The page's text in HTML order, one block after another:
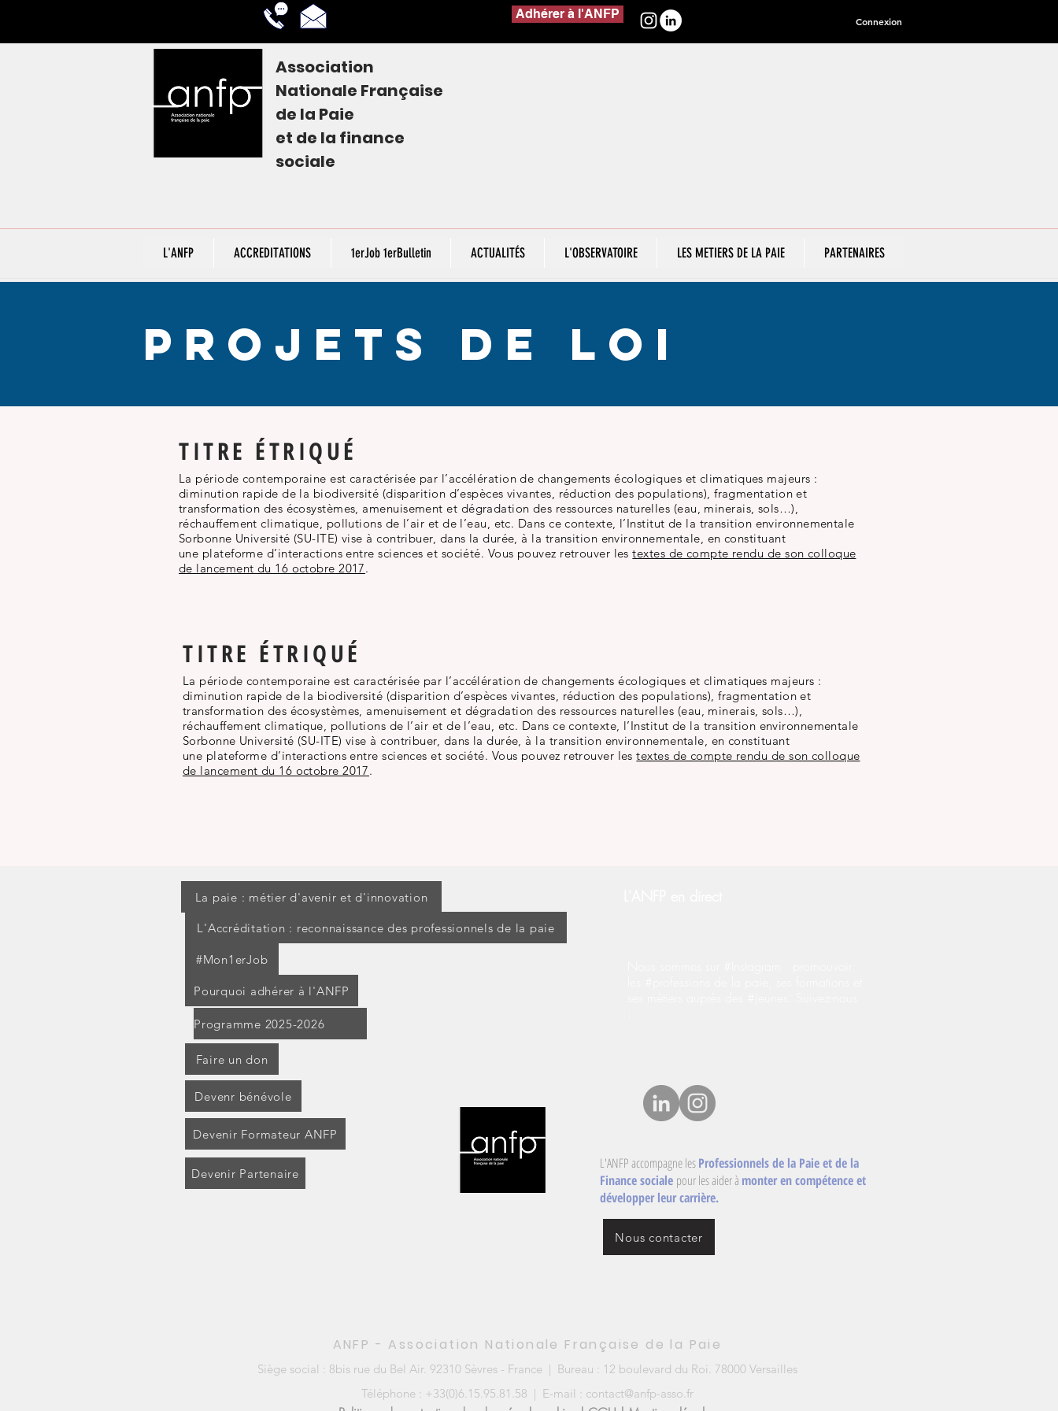
Adhérer à l'ANFP Connexion
Association
Nationale Française
de la Paie
et de la finance
sociale
L'ANFP ACCREDITATIONS 1erJob 1erBulletin ACTUALITÉS L'OBSERVATOIRE LES METIERS DE LA PAIE PARTENAIRES
projets de loi
TITRE ÉTRIQUÉ
La période contemporaine est caractérisée par l’accélération de changements écologiques et climatiques majeurs :
diminution rapide de la biodiversité (disparition d’espèces vivantes, réduction des populations), fragmentation et
transformation des écosystèmes, amenuisement et dégradation des ressources naturelles (eau, minerais, sols…),
réchauffement climatique, pollutions de l’air et de l’eau, etc. Dans ce contexte, l’Institut de la transition environnementale
Sorbonne Université (SU-ITE) vise à contribuer, dans la durée, à la transition environnementale, en constituant
une plateforme d’interactions entre sciences et société. Vous pouvez retrouver lestextes de compte rendu de son colloque
de lancement du 16 octobre 2017.
TITRE ÉTRIQUÉ
La période contemporaine est caractérisée par l’accélération de changements écologiques et climatiques majeurs :
diminution rapide de la biodiversité (disparition d’espèces vivantes, réduction des populations), fragmentation et
transformation des écosystèmes, amenuisement et dégradation des ressources naturelles (eau, minerais, sols…),
réchauffement climatique, pollutions de l’air et de l’eau, etc. Dans ce contexte, l’Institut de la transition environnementale
Sorbonne Université (SU-ITE) vise à contribuer, dans la durée, à la transition environnementale, en constituant
une plateforme d’interactions entre sciences et société. Vous pouvez retrouver lestextes de compte rendu de son colloque
de lancement du 16 octobre 2017.
La paie : métier d'avenir et d'innovation
L'Accréditation : reconnaissance des professionnels de la paie
#Mon1erJob
Pourquoi adhérer à l'ANFP
Programme 2025-2026
Faire un don
Devenr bénévole
Devenir Formateur ANFP
Devenir Partenaire
L'ANFP accompagne lesProfessionnels de la Paie et de la
Finance sociale pour les aider à monter en compétence et
développer leur carrière.
Nous contacter
ANFP - Association Nationale Française de la Paie
Siège social : 8bis rue du Bel Air. 92310 Sèvres - France | Bureau : 12 boulevard du Roi. 78000 Versailles
Téléphone : +33(0)6.15.95.81.58 | E-mail : contact@anfp-asso.fr